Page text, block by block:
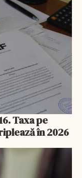
Taxa pe
în 2026